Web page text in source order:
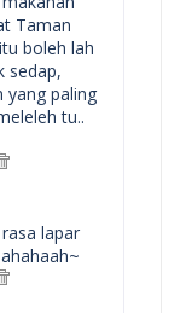
Taman
boleh lah
sedap,
yang paling
tu..
lapar